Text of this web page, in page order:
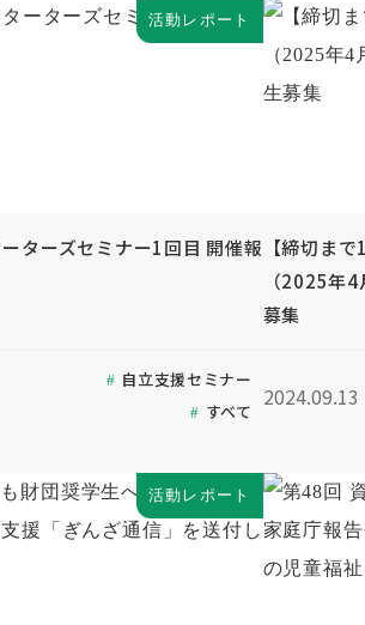
活動レポート
ターズセミナー1回目 開催報
自立支援セミナー
すべて
【締切ま
（2025年
募集
2024.09.13
活動レポート